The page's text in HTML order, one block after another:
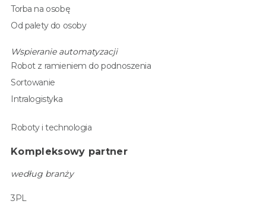
Torba na osobę
Od palety do osoby
Wspieranie automatyzacji
Robot z ramieniem do podnoszenia
Sortowanie
Intralogistyka
Roboty i technologia
Kompleksowy partner
według branży
3PL